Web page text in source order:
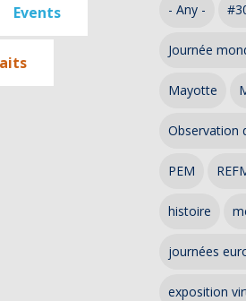
Events - Any -
Journée
Mayotte
Observation
PEM
histoire
journées
exposition